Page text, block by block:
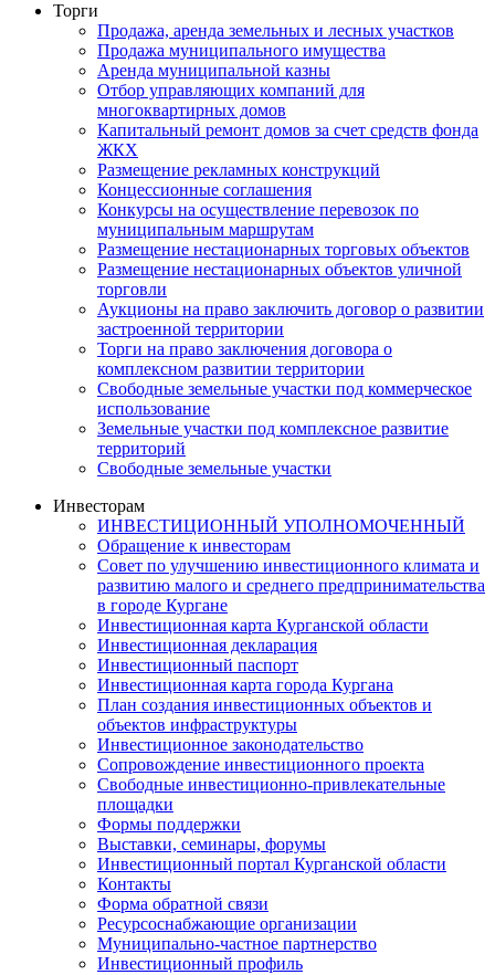
Торги
Продажа, аренда земельных и лесных участков
Продажа муниципального имущества
Аренда муниципальной казны
Отбор управляющих компаний для
многоквартирных домов
Капитальный ремонт домов за счет средств фонда
ЖКХ
Размещение рекламных конструкций
Концессионные соглашения
Конкурсы на осуществление перевозок по
муниципальным маршрутам
Размещение нестационарных торговых объектов
Размещение нестационарных объектов уличной
торговли
Аукционы на право заключить договор о развитии
застроенной территории
Торги на право заключения договора о
комплексном развитии территории
Свободные земельные участки под коммерческое
использование
Земельные участки под комплексное развитие
территорий
Свободные земельные участки
Инвесторам
ИНВЕСТИЦИОННЫЙ УПОЛНОМОЧЕННЫЙ
Обращение к инвесторам
Совет по улучшению инвестиционного климата и
развитию малого и среднего предпринимательства
в городе Кургане
Инвестиционная карта Курганской области
Инвестиционная декларация
Инвестиционный паспорт
Инвестиционная карта города Кургана
План создания инвестиционных объектов и
объектов инфраструктуры
Инвестиционное законодательство
Сопровождение инвестиционного проекта
Свободные инвестиционно-привлекательные
площадки
Формы поддержки
Выставки, семинары, форумы
Инвестиционный портал Курганской области
Контакты
Форма обратной связи
Ресурсоснабжающие организации
Муниципально-частное партнерство
Инвестиционный профиль